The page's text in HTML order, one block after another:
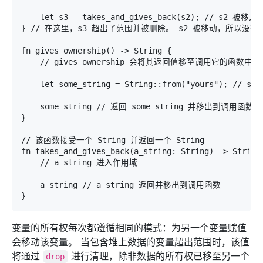
let s3 = takes_and_gives_back(s2); // s2 被移入
} // 在这里，s3 超出了范围并被删除。 s2 被移动，所以没有
fn gives_ownership() -> String {
    // gives_ownership 会将其返回值移至调用它的函数中
let some_string = String::from("yours"); //
    some_string // 返回 some_string 并移出到调用函数
}
// 该函数接受一个 String 并返回一个 String
fn takes_and_gives_back(a_string: String) ->
    // a_string 进入作用域
    a_string // a_string 返回并移出到调用函数
变量的所有权每次都遵循相同的模式：为另一个变量赋值
会移动该变量。 当包含堆上数据的变量超出范围时，该值
将通过
drop
进行清理，除非数据的所有权已移至另一个